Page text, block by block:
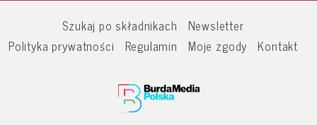
Szukaj po składnikach
Newsletter
Polityka prywatności
Regulamin Moje zgody Kontakt